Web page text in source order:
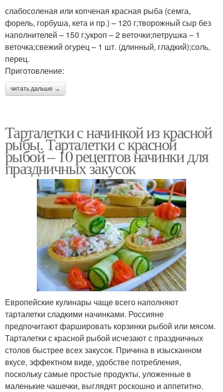
слабосоленая или копченая красная рыба (семга,
форель, горбуша, кета и пр.) – 120 г;творожный сыр без
наполнителей – 150 г;укроп – 2 веточки;петрушка – 1
веточка;свежий огурец – 1 шт. (длинный, гладкий);соль,
перец.
Приготовление:
читать дальше →
Тарталетки с начинкой из красной
рыбы. Тарталетки с красной
рыбой – 10 рецептов начинки для
праздничных закусок
Европейские кулинары чаще всего наполняют
тарталетки сладкими начинками. Россияне
предпочитают фаршировать корзинки рыбой или мясом.
Тарталетки с красной рыбой исчезают с праздничных
столов быстрее всех закусок. Причина в изысканном
вкусе, эффектном виде, удобстве потребления,
поскольку самые простые продукты, уложенные в
маленькие чашечки, выглядят роскошно и аппетитно.